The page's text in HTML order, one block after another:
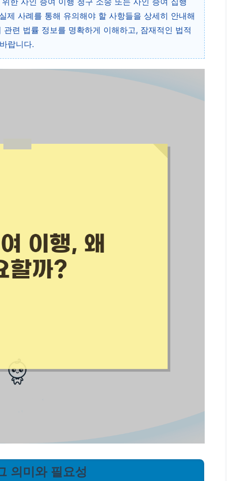
제 사례를 통해 유의해야 할 사항들을 상세히 안내해
련 법률 정보를 명확하게 이해하고, 잠재적인 법적
랍니다.
의미와 필요성